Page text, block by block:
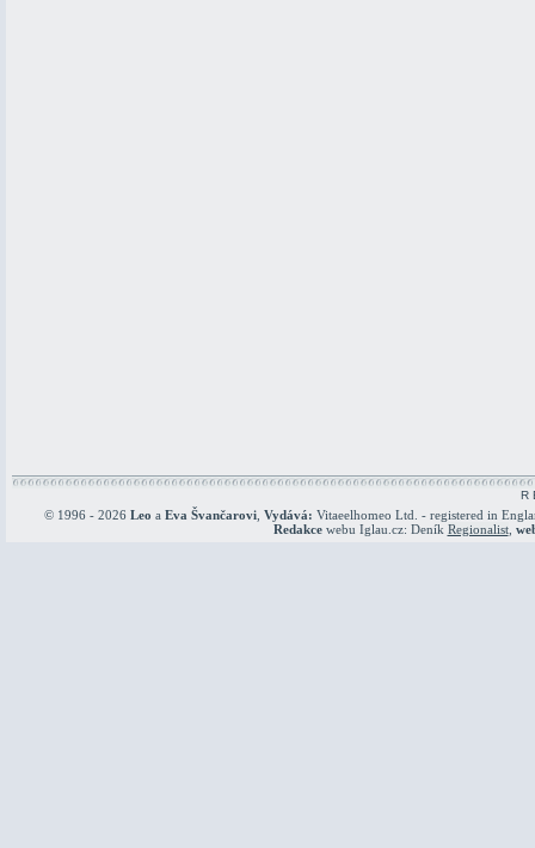
R
© 1996 - 2026 Leo a Eva Švančarovi Vydává: Vitaeelhomeo Ltd. - registered in
Redakcewebu Iglau.cz: Deník Regionalist,